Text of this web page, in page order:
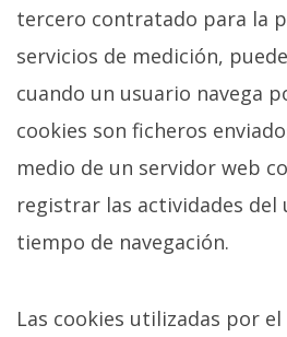
tercero contratado para la
servicios de medición,
cuando un usuario navega
cookies son ficheros
medio de un servidor web
registrar las actividades del
tiempo de navegación.
Las cookies utilizadas por